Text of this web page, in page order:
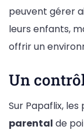
peuvent gérer
leurs enfants,
offrir un
Un
Sur Papaflix,
parental de